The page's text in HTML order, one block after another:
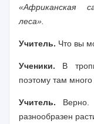
«Африканская
леса».
Учитель. Что вы
Ученики. В
поэтому там
Учитель. Верно.
разнообразен